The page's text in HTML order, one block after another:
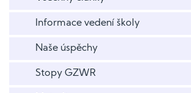
Informace vedení školy
Naše úspěchy
Stopy GZWR